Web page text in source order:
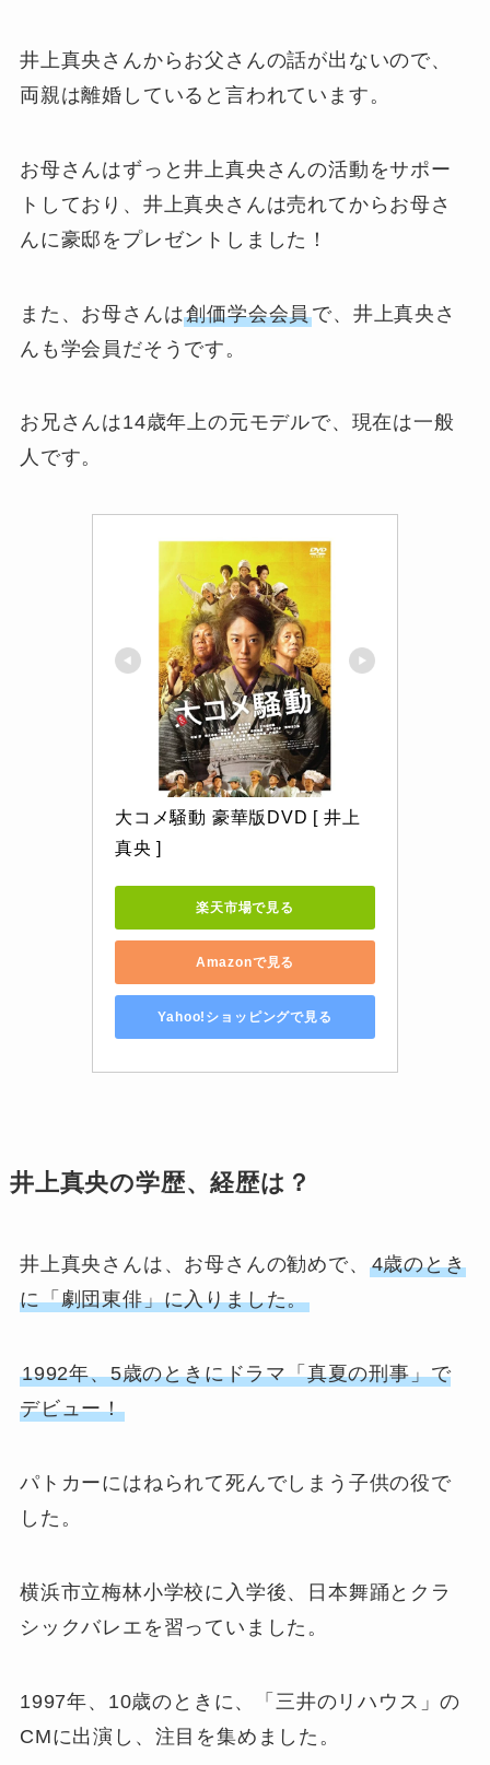
井上真央さんからお父さんの話が出ないので、
両親は離婚していると言われています。
お母さんはずっと井上真央さんの活動をサポー
トしており、井上真央さんは売れてからお母さ
んに豪邸をプレゼントしました！
また、お母さんは創価学会会員で、井上真央さ
んも学会員だそうです。
お兄さんは14歳年上の元モデルで、現在は一般
人です。
大コメ騒動 豪華版DVD [ 井上
真央 ]
楽天市場で見る
Amazonで見る
Yahoo!ショッピングで見る
井上真央の学歴、経歴は？
井上真央さんは、お母さんの勧めで、 4歳のとき
に「劇団東俳」に入りました。
1992年、5歳のときにドラマ「真夏の刑事」で
デビュー！
パトカーにはねられて死んでしまう子供の役で
した。
横浜市立梅林小学校に入学後、日本舞踊とクラ
シックバレエを習っていました。
1997年、10歳のときに、「三井のリハウス」の
CMに出演し、注目を集めました。